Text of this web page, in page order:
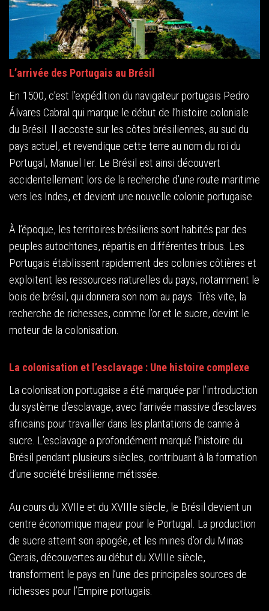
L’arrivée des Portugais au Brésil
En 1500, c’est l’expédition du navigateur portugais Pedro
Álvares Cabral qui marque le début de l’histoire coloniale
du Brésil. Il accoste sur les côtes brésiliennes, au sud du
pays actuel, et revendique cette terre au nom du roi du
Portugal, Manuel Ier. Le Brésil est ainsi découvert
accidentellement lors de la recherche d’une route maritime
vers les Indes, et devient une nouvelle colonie portugaise.
À l’époque, les territoires brésiliens sont habités par des
peuples autochtones, répartis en différentes tribus. Les
Portugais établissent rapidement des colonies côtières et
exploitent les ressources naturelles du pays, notamment le
bois de brésil, qui donnera son nom au pays. Très vite, la
recherche de richesses, comme l’or et le sucre, devint le
moteur de la colonisation.
La colonisation et l’esclavage : Une histoire complexe
La colonisation portugaise a été marquée par l’introduction
du système d’esclavage, avec l’arrivée massive d’esclaves
africains pour travailler dans les plantations de canne à
sucre. L’esclavage a profondément marqué l’histoire du
Brésil pendant plusieurs siècles, contribuant à la formation
d’une société brésilienne métissée.
Au cours du XVIIe et du XVIIIe siècle, le Brésil devient un
centre économique majeur pour le Portugal. La production
de sucre atteint son apogée, et les mines d’or du Minas
Gerais, découvertes au début du XVIIIe siècle,
transforment le pays en l’une des principales sources de
richesses pour l’Empire portugais.